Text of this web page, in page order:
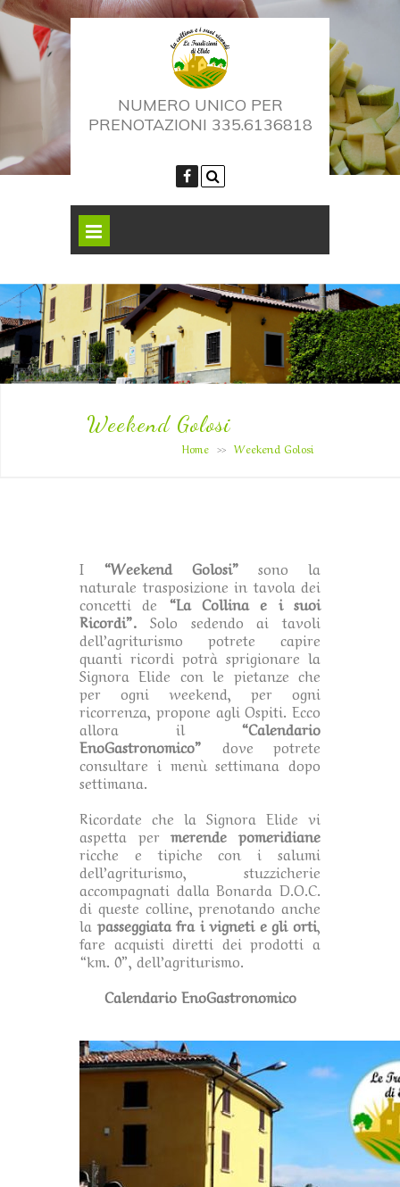
NUMERO UNICO PER
PRENOTAZIONI 335.6136818
Weekend Golosi
Home >> Weekend Golosi
I “Weekend Golosi”sono la
naturale trasposizione in tavola dei
concetti de “La Collina e i suoi
Ricordi”. Solo sedendo ai tavoli
dell’agriturismo potrete capire
quanti ricordi potrà sprigionare la
Signora Elide con le pietanze che
per ogni weekend, per ogni
ricorrenza, propone agli Ospiti. Ecco
allora il “Calendario
EnoGastronomico” dove potrete
consultare i menù settimana dopo
settimana.
Ricordate che la Signora Elide vi
aspetta permerende pomeridiane
ricche e tipiche con i salumi
dell’agriturismo, stuzzicherie
accompagnati dalla Bonarda D.O.C.
di queste colline, prenotando anche
la passeggiata fra i vigneti e gli orti,
fare acquisti diretti dei prodotti a
“km. 0”, dell’agriturismo.
Calendario EnoGastronomico